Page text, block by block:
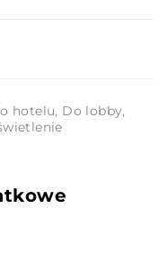
hotelu, Do lobby,